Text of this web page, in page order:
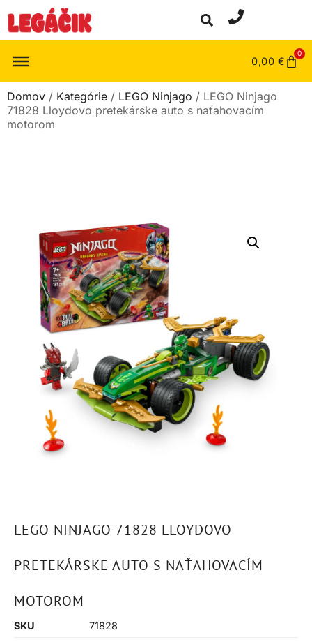
0,00 €
0
Domov / Kategórie / LEGO Ninjago / LEGO Ninjago
71828 Lloydovo pretekárske auto s naťahovacím
motorom
LEGO NINJAGO 71828 LLOYDOVO
PRETEKÁRSKE AUTO S NAŤAHOVACÍM
MOTOROM
SKU
71828